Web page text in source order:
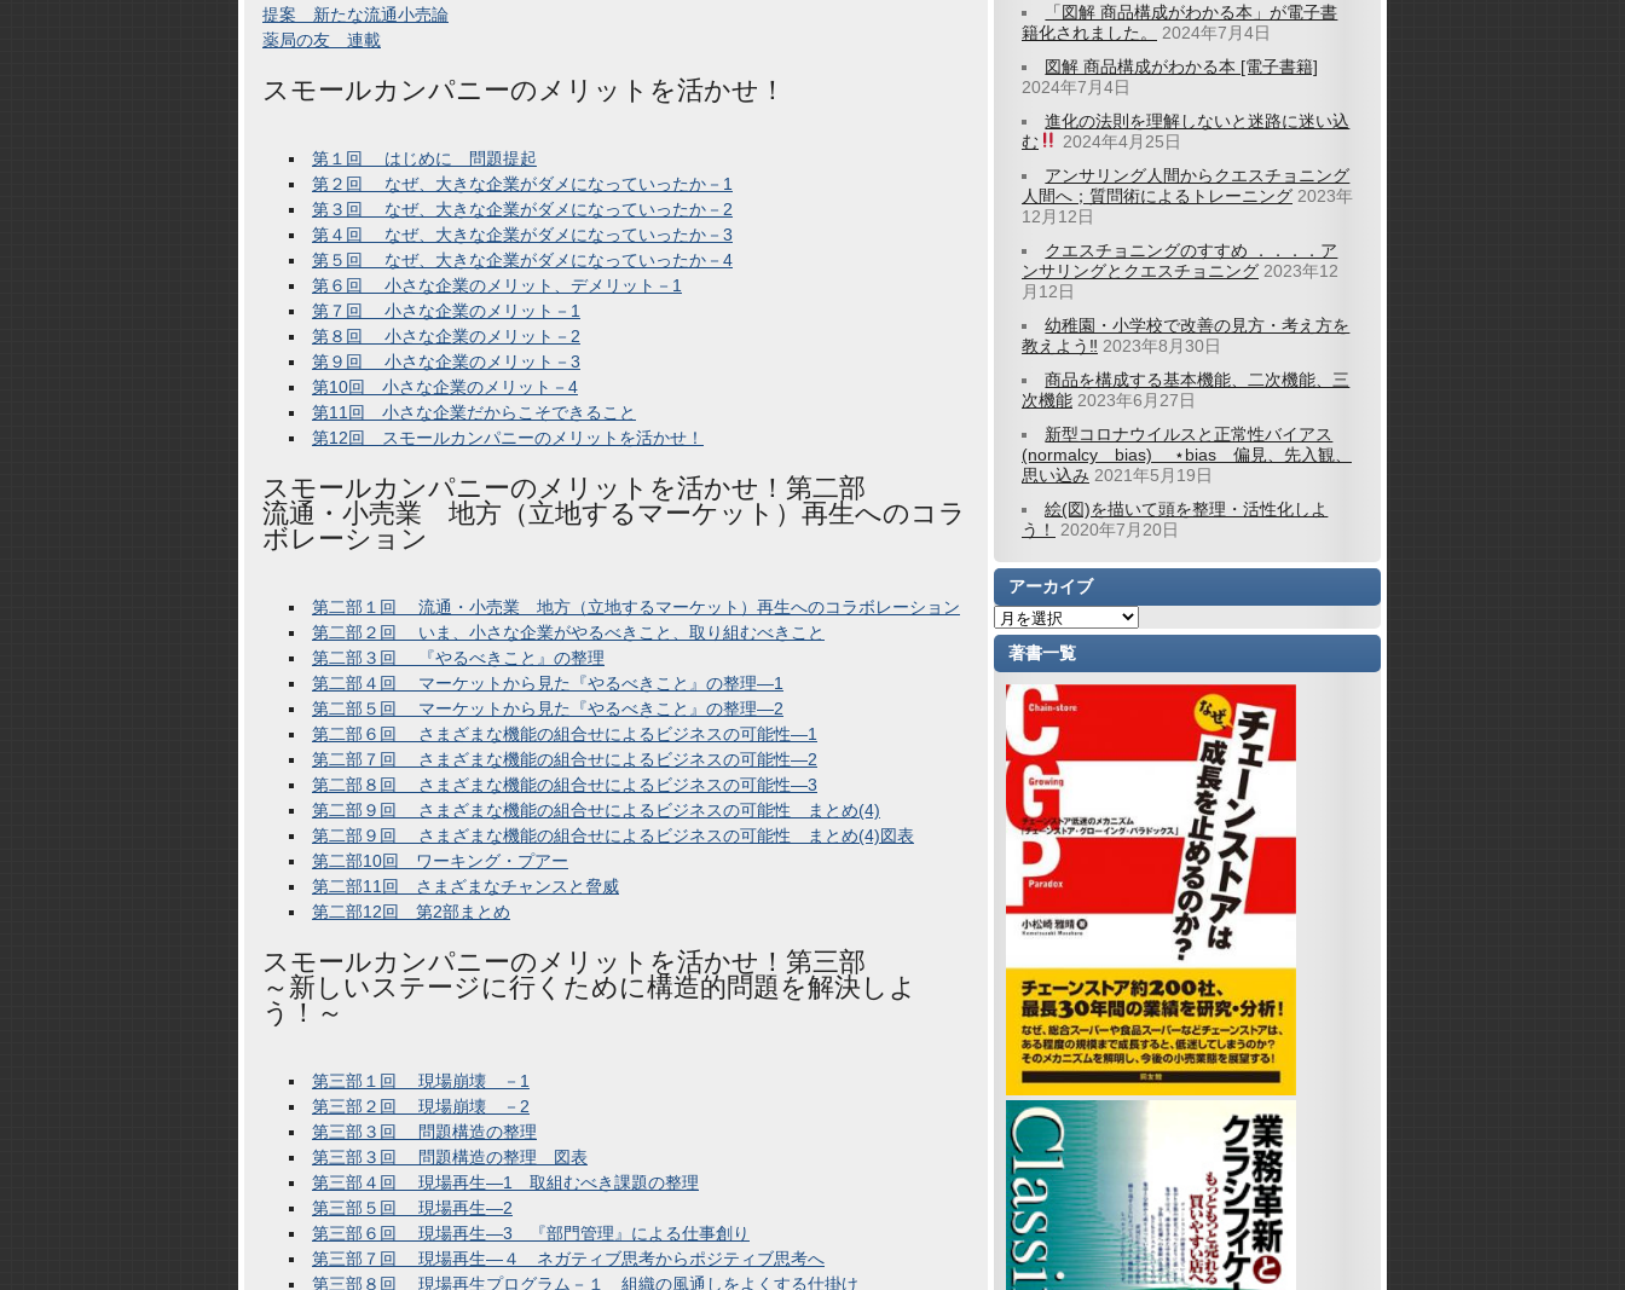
提案 新たな流通小売論
薬局の友 連載
スモールカンパニーのメリットを活かせ！
第１回 はじめに 問題提起
第２回 なぜ、大きな企業がダメになっていったか－1
第３回 なぜ、大きな企業がダメになっていったか－2
第４回 なぜ、大きな企業がダメになっていったか－3
第５回 なぜ、大きな企業がダメになっていったか－4
第６回 小さな企業のメリット、デメリット－1
第７回 小さな企業のメリット－1
第８回 小さな企業のメリット－2
第９回 小さな企業のメリット－3
第10回 小さな企業のメリット－4
第11回 小さな企業だからこそできること
第12回 スモールカンパニーのメリットを活かせ！
スモールカンパニーのメリットを活かせ！第二部
流通・小売業 地方（立地するマーケット）再生へのコラ
ボレーション
第二部１回 流通・小売業 地方（立地するマーケット）再生へのコラボレーション
第二部２回 いま、小さな企業がやるべきこと、取り組むべきこと
第二部３回 『やるべきこと』の整理
第二部４回 マーケットから見た『やるべきこと』の整理―1
第二部５回 マーケットから見た『やるべきこと』の整理―2
第二部６回 さまざまな機能の組合せによるビジネスの可能性―1
第二部７回 さまざまな機能の組合せによるビジネスの可能性―2
第二部８回 さまざまな機能の組合せによるビジネスの可能性―3
第二部９回 さまざまな機能の組合せによるビジネスの可能性 まとめ(4)
第二部９回 さまざまな機能の組合せによるビジネスの可能性 まとめ(4)図表
第二部10回 ワーキング・プアー
第二部11回 さまざまなチャンスと脅威
第二部12回 第2部まとめ
スモールカンパニーのメリットを活かせ！第三部
～新しいステージに行くために構造的問題を解決しよ
う！～
第三部１回 現場崩壊 －1
第三部２回 現場崩壊 －2
第三部３回 問題構造の整理
第三部３回 問題構造の整理 図表
第三部４回 現場再生―1 取組むべき課題の整理
第三部５回 現場再生―2
第三部６回 現場再生―3 『部門管理』による仕事創り
第三部７回 現場再生―４ ネガティブ思考からポジティブ思考へ
第三部８回 現場再生プログラム－１ 組織の風通しをよくする仕掛け
「図解 商品構成がわかる本」が電子書
籍化されました。
2024年7月4日
図解 商品構成がわかる本 [電子書籍]
2024年7月4日
進化の法則を理解しないと迷路に迷い込
む
2024年4月25日
アンサリング人間からクエスチョニング
人間へ；質問術によるトレーニング 2023年
12月12日
クエスチョニングのすすめ ．．．．ア
ンサリングとクエスチョニング 2023年12
月12日
幼稚園・小学校で改善の見方・考え方を
教えよう‼ 2023年8月30日
商品を構成する基本機能、二次機能、三
次機能 2023年6月27日
新型コロナウイルスと正常性バイアス
(normalcy bias) ⋆bias 偏見、先入観、
思い込み 2021年5月19日
絵(図)を描いて頭を整理・活性化しよ
う！
2020年7月20日
アーカイブ
著書一覧